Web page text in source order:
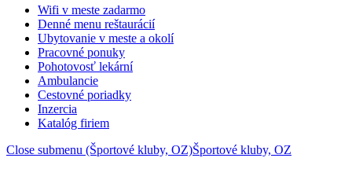
Wifi v meste zadarmo
Denné menu reštaurácií
Ubytovanie v meste a okolí
Pracovné ponuky
Pohotovosť lekární
Ambulancie
Cestovné poriadky
Inzercia
Katalóg firiem
Close submenu (Športové kluby, OZ)Športové kluby, OZ